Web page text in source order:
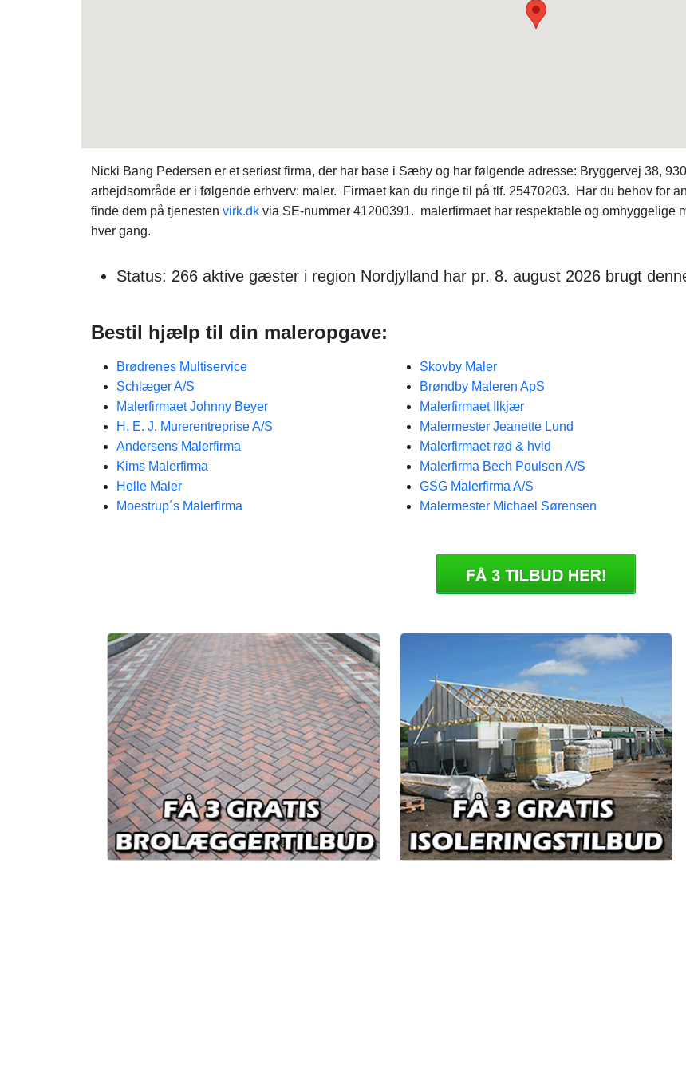
Nicki Bang Pedersen er et seriøst firma, der har base i Sæby og har følgende adresse: Bryggervej 38,
arbejdsområde er i følgende erhverv: maler. Firmaet kan du ringe til på tlf. 25470203. Har du behov for
finde dem på tjenesten virk.dk via SE-nummer 41200391. malerfirmaet har respektable og omhyggelige
hver gang.
Status: 266 aktive gæster i region Nordjylland har pr. 8. august 2026 brugt
Bestil hjælp til din maleropgave:
Brødrenes Multiservice
Schlæger A/S
Malerfirmaet Johnny Beyer
H. E. J. Murerentreprise A/S
Andersens Malerfirma
Kims Malerfirma
Helle Maler
Moestrup´s Malerfirma
Skovby Maler
Brøndby Maleren ApS
Malerfirmaet Ilkjær
Malermester Jeanette Lund
Malerfirmaet rød & hvid
Malerfirma Bech Poulsen A/S
GSG Malerfirma A/S
Malermester Michael Sørensen